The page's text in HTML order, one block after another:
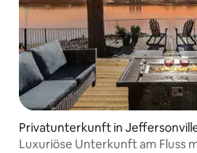
Privatunterkunft in
Luxuriöse Unterkunft am Fluss